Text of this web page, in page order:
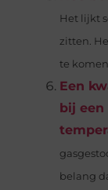
Het lijkt
zitten.
te
Een
bij een
belang